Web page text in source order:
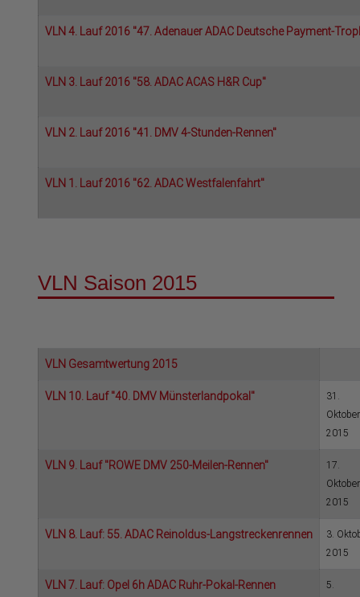
VLN 4. Lauf 2016 "47. Adenauer ADAC Deutsche Payment-
VLN 3. Lauf 2016 "58. ADAC ACAS H&R Cup"
VLN 2. Lauf 2016 "41. DMV 4-Stunden-Rennen"
VLN 1. Lauf 2016 "62. ADAC Westfalenfahrt"
VLN Saison 2015
VLN Gesamtwertung 2015
VLN 10. Lauf "40. DMV Münsterlandpokal"
31.
Oktober
2015
VLN 9. Lauf "ROWE DMV 250-Meilen-Rennen"
17.
Oktober
2015
VLN 8. Lauf: 55. ADAC Reinoldus-Langstreckenrennen
3.
2015
VLN 7. Lauf: Opel 6h ADAC Ruhr-Pokal-Rennen
5.